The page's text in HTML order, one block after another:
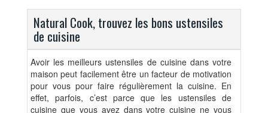
Natural Cook, trouvez les bons ustensiles
de cuisine
Avoir les meilleurs ustensiles de cuisine dans votre
maison peut facilement être un facteur de motivation
pour vous pour faire régulièrement la cuisine. En
effet, parfois, c’est parce que les ustensiles de
cuisine que vous avez dans votre cuisine ne vous